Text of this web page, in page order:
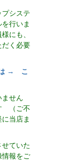
システ
行いま
にも、
だく必要
は → こ
ません
（ご不
当店ま
ていた
情報をご